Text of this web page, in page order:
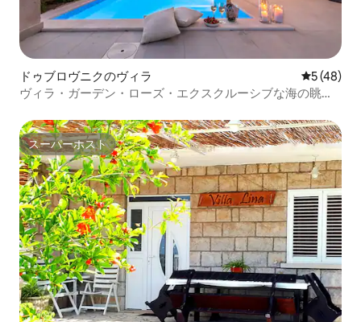
ドゥブロヴニクのヴィラ レビュー
5 (48)
ヴィラ・ガーデン・ローズ・エクスクルーシブな海の眺め
スーパーホスト
スーパーホスト